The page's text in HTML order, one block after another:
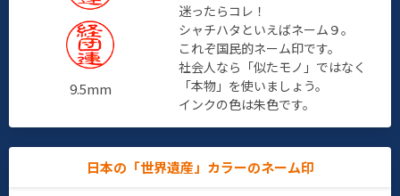
9.5mm
迷ったらコレ！
シャチハタといえばネーム９。
これぞ国民的ネーム印です。
社会人なら「似たモノ」ではなく
「本物」を使いましょう。
インクの色は朱色です。
日本の「世界遺産」カラーのネーム印